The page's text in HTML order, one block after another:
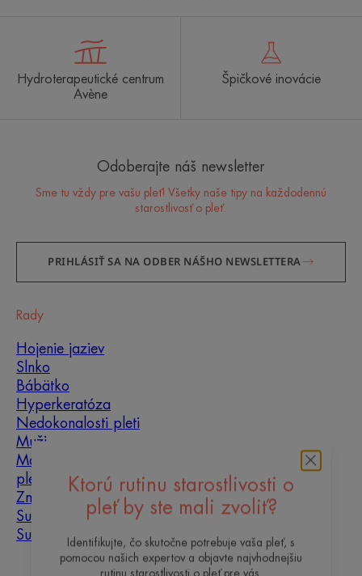
Ktorú rutinu starostlivosti o
pleť by ste mali zvoliť?
Identifikujte, čo skutočne potrebuje vaša pleť, s
pomocou našich expertov a objavte najvhodnejšiu
Hydroterapeutické centrum
Avène
Špičkové inovácie
Odoberajte náš newsletter
Sme tu vždy pre vašu pleť! Všetky naše tipy na každodennú
starostlivosť o pleť.
PRIHLÁSIŤ SA NA ODBER NÁŠHO NEWSLETTERA
Rady
Hojenie jaziev
Slnko
Bábätko
Hyperkeratóza
Nedokonalosti pleti
Muži
Mastná, problematická
pleť
Zmiešaná pleť
Suchá pleť
Suchosť a dehydratácia